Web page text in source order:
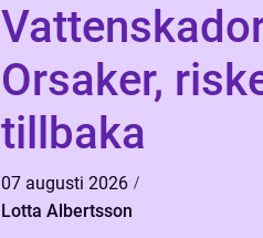
Orsaker,
tillbaka
07 augusti 2026
Lotta Albertsson